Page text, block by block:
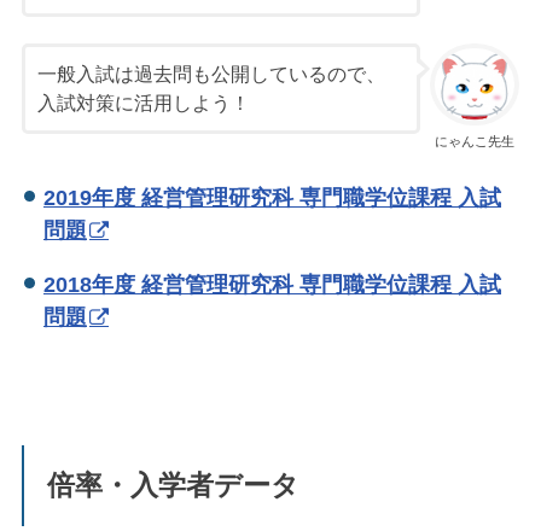
にゃんこ先生
一般入試は過去問も公開しているので、
入試対策に活用しよう！
2019年度 経営管理研究科 専門職学位課程 入試
問題
2018年度 経営管理研究科 専門職学位課程 入試
問題
倍率・入学者データ